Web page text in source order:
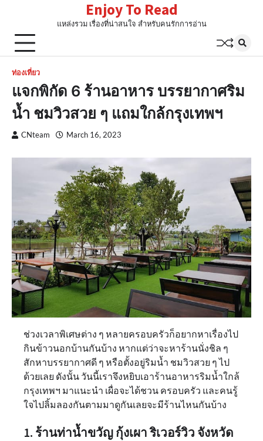
content
Enjoy To Read
แหล่งรวม เรื่องที่น่าสนใจ สำหรับคนรักการอ่าน
ท่องเที่ยว
แจกพิกัด 6 ร้านอาหาร บรรยากาศริม
น้ำ ชมวิวสวย ๆ แถมใกล้กรุงเทพฯ
CNteam March 16, 2023
ช่วงเวลาพิเศษต่าง ๆ หลายครอบครัวก็อยากหาเรื่องไป
กินข้าวนอกบ้านกันบ้าง หากแต่ว่าจะหาร้านนั่งชิล ๆ
สักหาบรรยากาศดี ๆ หรือตั้งอยู่ริมน้ำ ชมวิวสวย ๆ ไป
ด้วยเลย ดังนั้น วันนี้เราจึงหยิบเอาร้านอาหารริมน้ำใกล้
กรุงเทพฯ มาแนะนำ เผื่อจะได้ชวน ครอบครัว และคนรู้
ใจไปลิ้มลองกันตามมาดูกันเลยจะมีร้านไหนกันบ้าง
1. ร้านท่าน้ำขวัญ กุ้งเผา ริเวอร์วิว จังหวัด